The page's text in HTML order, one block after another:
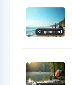
KI-generiert